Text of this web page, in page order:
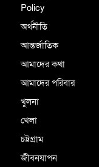
Policy
অর্থনীতি
আন্তর্জাতিক
আমাদের কথা
আমাদের পরিবার
খুলনা
খেলা
চট্টগ্রাম
জীবনযাপন